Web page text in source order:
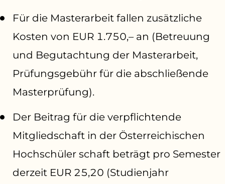
Für die Masterarbeit fallen zusätzliche
Kosten von EUR 1.750,– an (Betreuung
und Begutachtung der Master­arbeit,
Prüfungsgebühr für die abschließende
Masterprüfung).
Der Beitrag für die verpflichtende
Mitglied­schaft in der Österreichischen
Hochschüler­ schaft beträgt pro Semester
derzeit EUR 25,20 (Studienjahr